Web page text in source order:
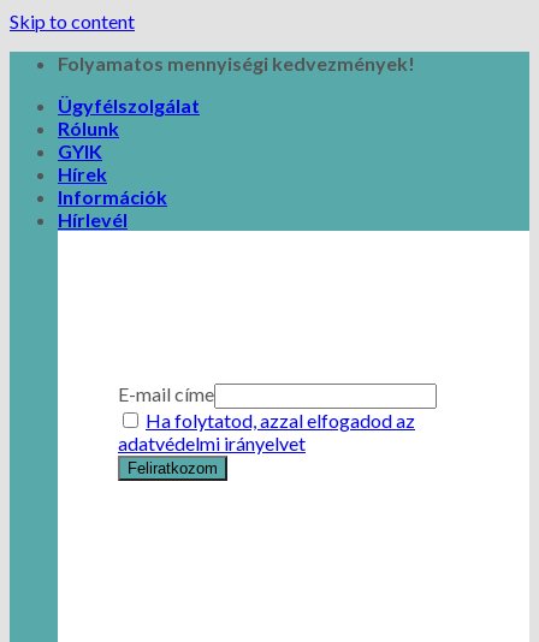
Skip to content
Folyamatos mennyiségi kedvezmények!
Ügyfélszolgálat
Rólunk
GYIK
Hírek
Információk
Hírlevél
E-mail címe
Ha folytatod, azzal elfogadod az
adatvédelmi irányelvet